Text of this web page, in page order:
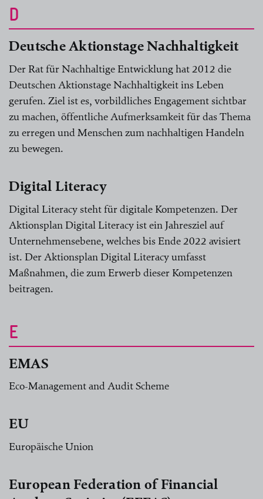
D
Deutsche Aktionstage Nachhaltigkeit
Der Rat für Nachhaltige Entwicklung hat 2012 die
Deutschen Aktionstage Nachhaltigkeit ins Leben
gerufen. Ziel ist es, vorbildliches Engagement sichtbar
zu machen, öffentliche Aufmerksamkeit für das Thema
zu erregen und Menschen zum nachhaltigen Handeln
zu bewegen.
Digital Literacy
Digital Literacy steht für digitale Kompetenzen. Der
Aktionsplan Digital Literacy ist ein Jahresziel auf
Unternehmensebene, welches bis Ende 2022 avisiert
ist. Der Aktionsplan Digital Literacy umfasst
Maßnahmen, die zum Erwerb dieser Kompetenzen
beitragen.
E
EMAS
Eco-Management and Audit Scheme
EU
Europäische Union
European Federation of Financial